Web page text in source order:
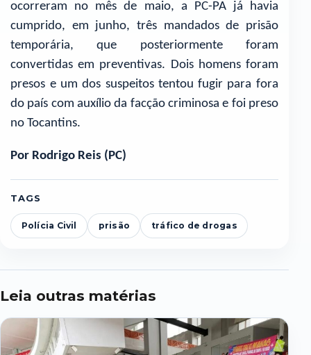
ocorreram no mês de maio, a PC-PA já havia
cumprido, em junho, três mandados de prisão
temporária, que posteriormente foram
convertidas em preventivas. Dois homens foram
presos e um dos suspeitos tentou fugir para fora
do país com auxílio da facção criminosa e foi preso
no Tocantins.
Por Rodrigo Reis (PC)
TAGS
Polícia Civil prisão tráfico de drogas
Leia outras matérias